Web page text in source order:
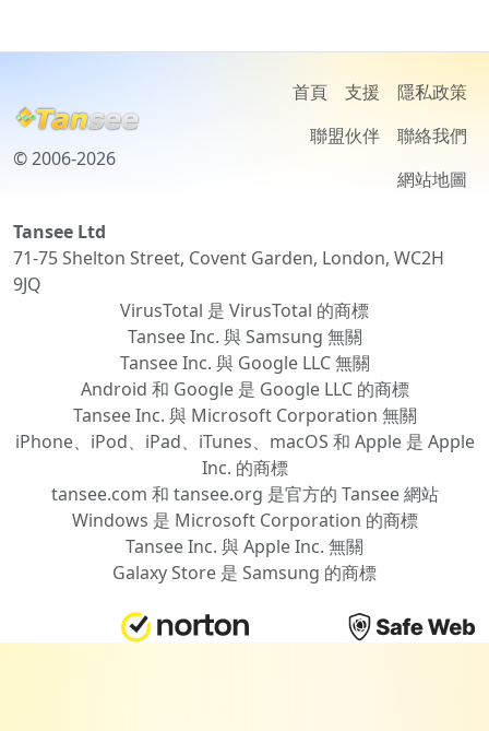
© 2006-2026
首頁 支援
隱私政策
聯盟伙伴
聯絡我們
網站地圖
Tansee Ltd
71-75 Shelton Street, Covent Garden, London, WC2H
9JQ
VirusTotal 是 VirusTotal 的商標
Tansee Inc. 與 Samsung 無關
Tansee Inc. 與 Google ​LLC 無關
Android 和 Google 是 Google ​LLC 的商標
Tansee Inc. 與 Microsoft Corporation 無關
iPhone、iPod、iPad、iTunes、macOS 和 Apple 是 Apple
Inc. 的商標
tansee.com 和 tansee.org 是官方的 Tansee 網站
Windows 是 Microsoft Corporation 的商標
Tansee Inc. 與 Apple Inc. 無關
Galaxy Store 是 Samsung 的商標